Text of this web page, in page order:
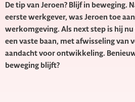
De tip van Jeroen? Blijf in beweging.
eerste werkgever, was Jeroen toe
werkomgeving. Als next step is hij nu
een vaste baan, met afwisseling van
aandacht voor ontwikkeling.
beweging blijft?